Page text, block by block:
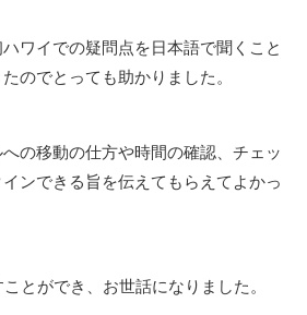
ワイでの疑問点を日本語で聞くこと
のでとっても助かりました。
の移動の仕方や時間の確認、チェッ
ンできる旨を伝えてもらえてよかっ
とができ、お世話になりました。